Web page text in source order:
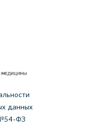
данных
ФЗ